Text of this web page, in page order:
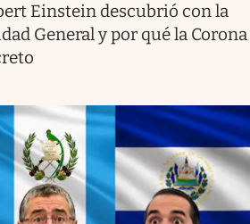
Einstein descubrió con la
General y por qué la Corona